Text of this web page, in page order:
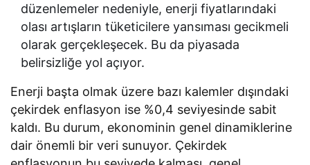
düzenlemeler nedeniyle, enerji fiyatlarındaki
olası artışların tüketicilere yansıması gecikmeli
olarak gerçekleşecek. Bu da piyasada
belirsizliğe yol açıyor.
Enerji başta olmak üzere bazı kalemler dışındaki
çekirdek enflasyon ise %0,4 seviyesinde sabit
kaldı. Bu durum, ekonominin genel dinamiklerine
dair önemli bir veri sunuyor. Çekirdek